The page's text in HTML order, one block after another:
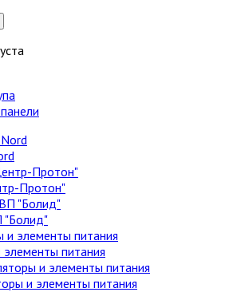
Протон"
"Болид"
питания
и элементы питания